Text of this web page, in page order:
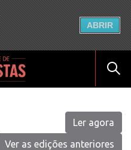
Ler agora
Ver as edições anteriores
ABRIR